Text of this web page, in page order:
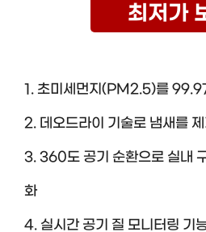
최저가
1. 초미세먼지(PM2.5)를
2. 데오드라이 기술로 냄새를 제
3. 360도 공기 순환으로 실내
화
4. 실시간 공기 질 모니터링 기